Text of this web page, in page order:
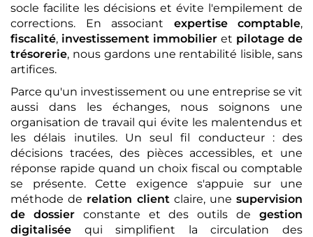
socle facilite les décisions et évite l'empilement de
corrections. En associant expertise comptable,
fiscalité, investissement immobilier et pilotage de
trésorerie, nous gardons une rentabilité lisible, sans
artifices.
Parce qu'un investissement ou une entreprise se vit
aussi dans les échanges, nous soignons une
organisation de travail qui évite les malentendus et
les délais inutiles. Un seul fil conducteur : des
décisions tracées, des pièces accessibles, et une
réponse rapide quand un choix fiscal ou comptable
se présente. Cette exigence s'appuie sur une
méthode de relation client claire, unesupervision
de dossierconstante et des outils degestion
digitalisée qui simplifient la circulation des